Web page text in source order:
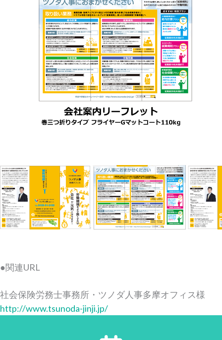
●関連URL
社会保険労務士事務所・ツノダ人事多摩オフィス様
http://www.tsunoda-jinji.jp/